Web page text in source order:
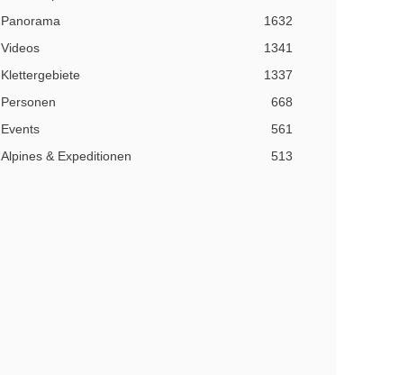
Panorama
1632
Videos
1341
Klettergebiete
1337
Personen
668
Events
561
Alpines & Expeditionen
513